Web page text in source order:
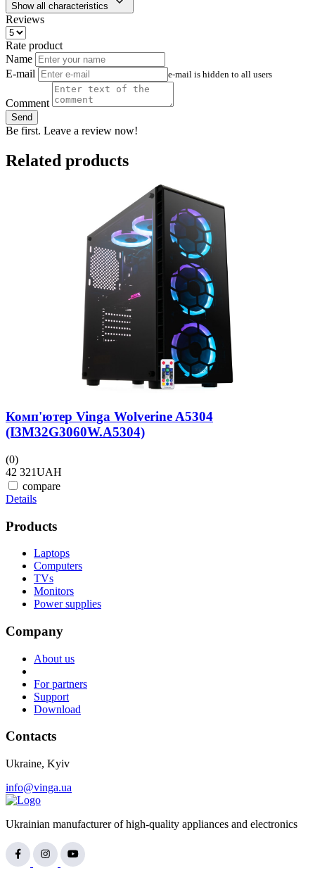
Show all characteristics
Reviews
Rate product
Name
E-mail
e-mail is hidden to all users
Comment
Send
Be first. Leave a review now!
Related products
Комп'ютер Vinga Wolverine A5304
(I3M32G3060W.A5304)
(0)
42 321UAH
compare
Details
Products
Laptops
Computers
TVs
Monitors
Power supplies
Company
About us
For partners
Support
Download
Contacts
Ukraine, Kyiv
info@vinga.ua
Ukrainian manufacturer of high-quality appliances and electronics